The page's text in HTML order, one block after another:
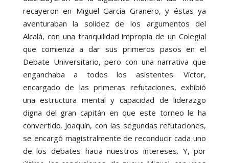
recayeron en Miguel García Granero, y éstas ya
aventuraban la solidez de los argumentos del
Alcalá, con una tranquilidad impropia de un Colegial
que comienza a dar sus primeros pasos en el
Debate Universitario, pero con una narrativa que
enganchaba a todos los asistentes. Víctor,
encargado de las primeras refutaciones, exhibió
una estructura mental y capacidad de liderazgo
digna del gran capitán en que este torneo le ha
convertido. Joaquín, con las segundas refutaciones,
se encargó magistralmente de reconducir cada uno
de los debates hacia nuestros intereses. Y, por